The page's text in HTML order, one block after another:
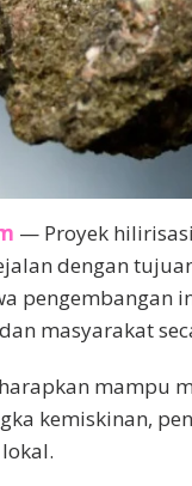
— Proyek
dengan
pengembangan
masyarakat
mampu
kemiskinan,